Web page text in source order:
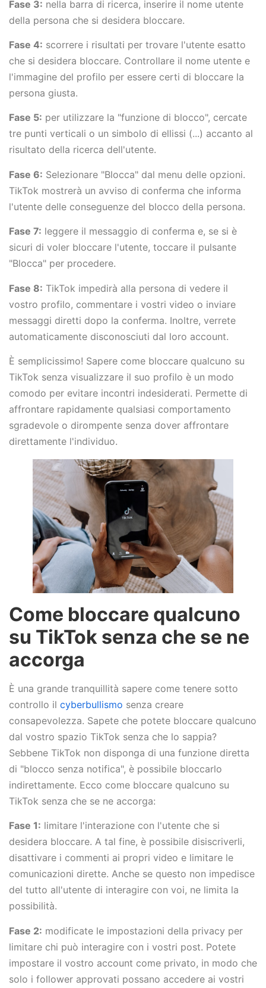
Fase 3: nella barra di ricerca, inserire il nome utente
della persona che si desidera bloccare.
Fase 4: scorrere i risultati per trovare l'utente esatto
che si desidera bloccare. Controllare il nome utente e
l'immagine del profilo per essere certi di bloccare la
persona giusta.
Fase 5: per utilizzare la "funzione di blocco", cercate
tre punti verticali o un simbolo di ellissi (...) accanto al
risultato della ricerca dell'utente.
Fase 6: Selezionare "Blocca" dal menu delle opzioni.
TikTok mostrerà un avviso di conferma che informa
l'utente delle conseguenze del blocco della persona.
Fase 7: leggere il messaggio di conferma e, se si è
sicuri di voler bloccare l'utente, toccare il pulsante
"Blocca" per procedere.
Fase 8: TikTok impedirà alla persona di vedere il
vostro profilo, commentare i vostri video o inviare
messaggi diretti dopo la conferma. Inoltre, verrete
automaticamente disconosciuti dal loro account.
È semplicissimo! Sapere come bloccare qualcuno su
TikTok senza visualizzare il suo profilo è un modo
comodo per evitare incontri indesiderati. Permette di
affrontare rapidamente qualsiasi comportamento
sgradevole o dirompente senza dover affrontare
direttamente l'individuo.
Come bloccare qualcuno
su TikTok senza che se ne
accorga
È una grande tranquillità sapere come tenere sotto
controllo il cyberbullismo senza creare
consapevolezza. Sapete che potete bloccare qualcuno
dal vostro spazio TikTok senza che lo sappia?
Sebbene TikTok non disponga di una funzione diretta
di "blocco senza notifica", è possibile bloccarlo
indirettamente. Ecco come bloccare qualcuno su
TikTok senza che se ne accorga:
Fase 1: limitare l'interazione con l'utente che si
desidera bloccare. A tal fine, è possibile disiscriverli,
disattivare i commenti ai propri video e limitare le
comunicazioni dirette. Anche se questo non impedisce
del tutto all'utente di interagire con voi, ne limita la
possibilità.
Fase 2: modificate le impostazioni della privacy per
limitare chi può interagire con i vostri post. Potete
impostare il vostro account come privato, in modo che
solo i follower approvati possano accedere ai vostri